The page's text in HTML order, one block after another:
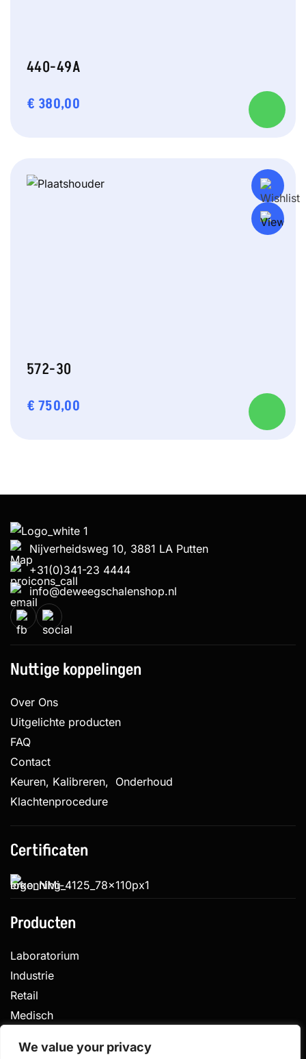
We value your privacy
440-49A
€ 380,00
572-30
€ 750,00
Nijverheidsweg 10, 3881 LA Putten
+31(0)341-23 4444
info@deweegschalenshop.nl
Nuttige koppelingen
Over Ons
Uitgelichte producten
FAQ
Contact
Keuren, Kalibreren, Onderhoud
Klachtenprocedure
Certificaten
Producten
Laboratorium
Industrie
Retail
Medisch